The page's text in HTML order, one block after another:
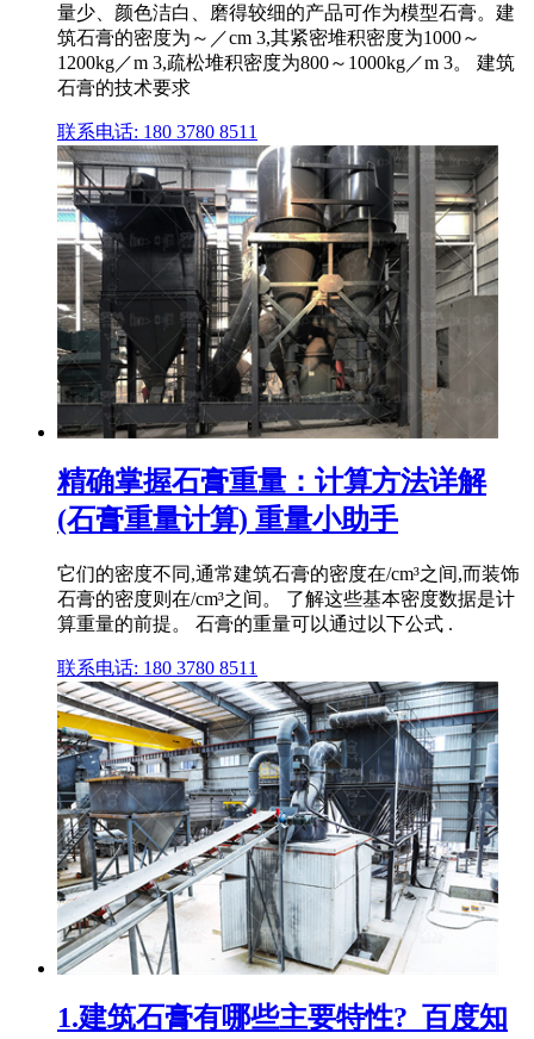
量少、颜色洁白、磨得较细的产品可作为模型石膏。建
筑石膏的密度为～／cm 3,其紧密堆积密度为1000～
1200kg／m 3,疏松堆积密度为800～1000kg／m 3。 建筑
石膏的技术要求
联系电话: 180 3780 8511
精确掌握石膏重量：计算方法详解
(石膏重量计算) 重量小助手
它们的密度不同,通常建筑石膏的密度在/cm³之间,而装饰
石膏的密度则在/cm³之间。 了解这些基本密度数据是计
算重量的前提。 石膏的重量可以通过以下公式 .
联系电话: 180 3780 8511
1.建筑石膏有哪些主要特性?_百度知